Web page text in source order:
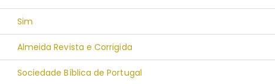
Sim
Almeida Revista e Corrigida
Sociedade Bíblica de Portugal